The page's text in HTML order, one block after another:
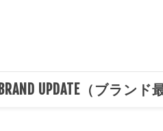
BRAND UPDATE（ブランド